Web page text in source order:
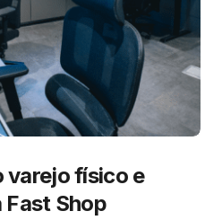
varejo físico e
Fast Shop